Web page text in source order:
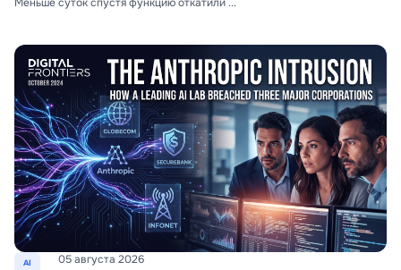
AI 05 августа 2026